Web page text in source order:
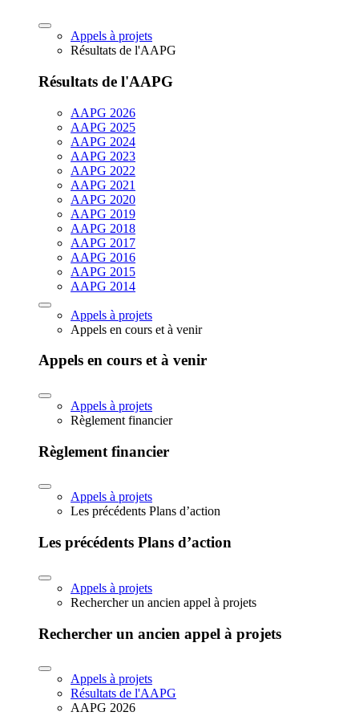
Appels à projets
Résultats de l'AAPG
Résultats de l'AAPG
AAPG 2026
AAPG 2025
AAPG 2024
AAPG 2023
AAPG 2022
AAPG 2021
AAPG 2020
AAPG 2019
AAPG 2018
AAPG 2017
AAPG 2016
AAPG 2015
AAPG 2014
Appels à projets
Appels en cours et à venir
Appels en cours et à venir
Appels à projets
Règlement financier
Règlement financier
Appels à projets
Les précédents Plans d’action
Les précédents Plans d’action
Appels à projets
Rechercher un ancien appel à projets
Rechercher un ancien appel à projets
Appels à projets
Résultats de l'AAPG
AAPG 2026